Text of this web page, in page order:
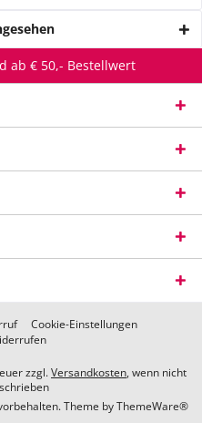
ab € 50,- Bestellwert
Cookie-Einstellungen
zzgl.Versandkosten, wenn nicht
Theme byThemeWare®